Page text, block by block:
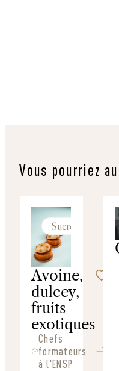
Vous pourriez
Sucré
Avoine,
dulcey,
fruits
exotiques
Chefs
formateurs
à l'ENSP